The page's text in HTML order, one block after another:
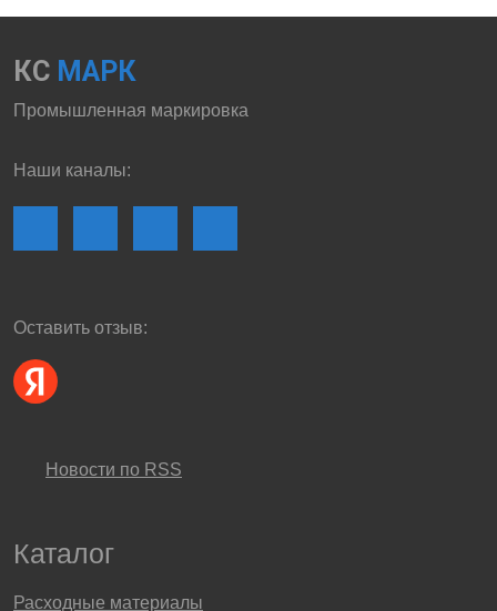
КС МАРК
Промышленная маркировка
Наши каналы:
Оставить отзыв:
Новости по RSS
Каталог
Расходные материалы